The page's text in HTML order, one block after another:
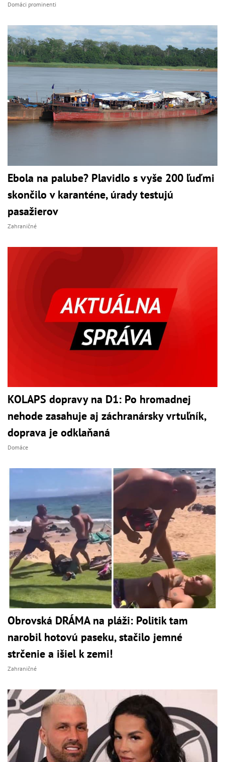
Domáci prominenti
Ebola na palube? Plavidlo s vyše 200 ľuďmi
skončilo v karanténe, úrady testujú
pasažierov
Zahraničné
KOLAPS dopravy na D1: Po hromadnej
nehode zasahuje aj záchranársky vrtuľník,
doprava je odklaňaná
Domáce
Obrovská DRÁMA na pláži: Politik tam
narobil hotovú paseku, stačilo jemné
strčenie a išiel k zemi!
Zahraničné